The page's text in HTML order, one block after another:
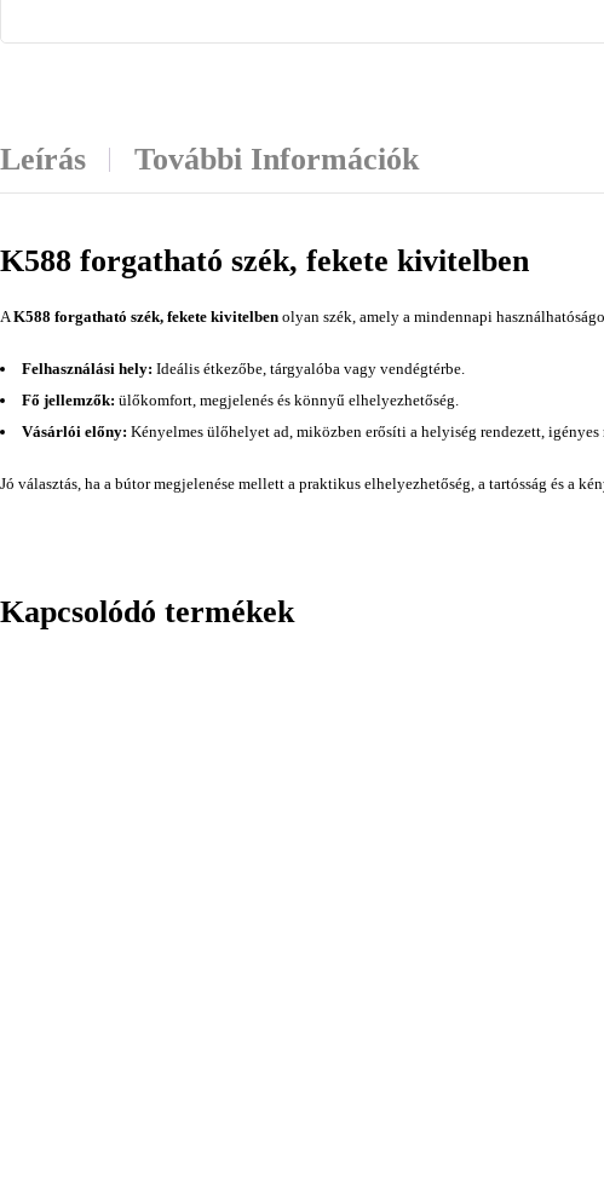
Leírás További Információk
K588 forgatható szék, fekete kivitelben
A K588 forgatható szék, fekete kivitelben olyan szék, amely a mindennapi
Felhasználási hely: Ideális étkezőbe, tárgyalóba vagy vendégtérbe.
Fő jellemzők: ülőkomfort, megjelenés és könnyű elhelyezhetőség.
Vásárlói előny: Kényelmes ülőhelyet ad, miközben erősíti a helyiség rendezett, igényes
Jó választás, ha a bútor megjelenése mellett a praktikus elhelyezhetőség, a tartósság és a
Kapcsolódó termékek